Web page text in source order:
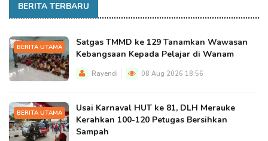
BERITA TERBARU
BERITA UTAMA
Satgas TMMD ke 129 Tanamkan Wawasan
Kebangsaan Kepada Pelajar di Wanam
Rayendi 08 Aug 2026 18:56
BERITA UTAMA
Usai Karnaval HUT ke 81, DLH Merauke
Kerahkan 100-120 Petugas Bersihkan
Sampah